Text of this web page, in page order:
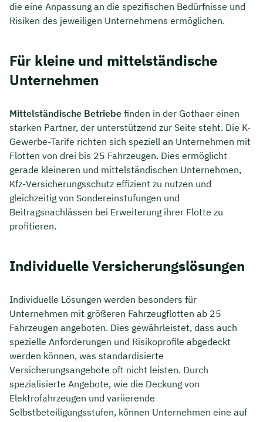
die eine Anpassung an die spezifischen Bedürfnisse und
Risiken des jeweiligen Unternehmens ermöglichen.
Für kleine und mittelständische
Unternehmen
Mittelständische Betriebe finden in der Gothaer einen
starken Partner, der unterstützend zur Seite steht. Die K-
Gewerbe-Tarife richten sich speziell an Unternehmen mit
Flotten von drei bis 25 Fahrzeugen. Dies ermöglicht
gerade kleineren und mittelständischen Unternehmen,
Kfz-Versicherungsschutz effizient zu nutzen und
gleichzeitig von Sondereinstufungen und
Beitragsnachlässen bei Erweiterung ihrer Flotte zu
profitieren.
Individuelle Versicherungslösungen
Individuelle Lösungen werden besonders für
Unternehmen mit größeren Fahrzeugflotten ab 25
Fahrzeugen angeboten. Dies gewährleistet, dass auch
spezielle Anforderungen und Risikoprofile abgedeckt
werden können, was standardisierte
Versicherungsangebote oft nicht leisten. Durch
spezialisierte Angebote, wie die Deckung von
Elektrofahrzeugen und variierende
Selbstbeteiligungsstufen, können Unternehmen eine auf